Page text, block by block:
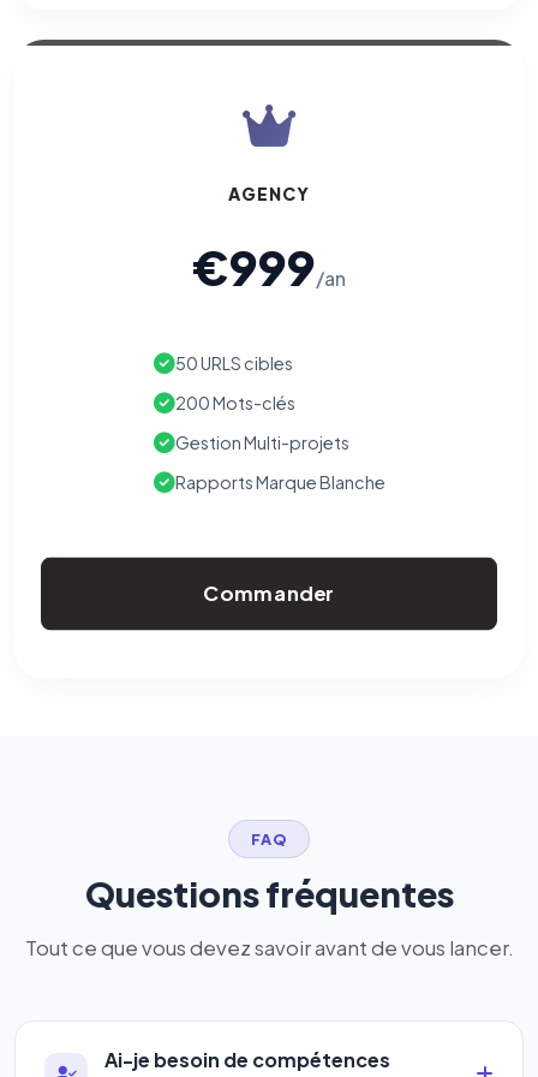
AGENCY
€999/an
50 URLS cibles
200 Mots-clés
Gestion Multi-projets
Rapports Marque Blanche
Commander
FAQ
Questions fréquentes
Tout ce que vous devez savoir avant de vous lancer.
Ai-je besoin de compétences